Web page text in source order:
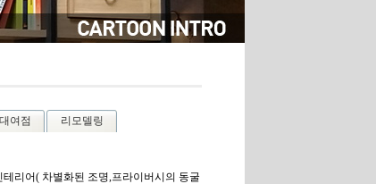
여점 리모델링
리어( 차별화된 조명,프라이버시의 동굴